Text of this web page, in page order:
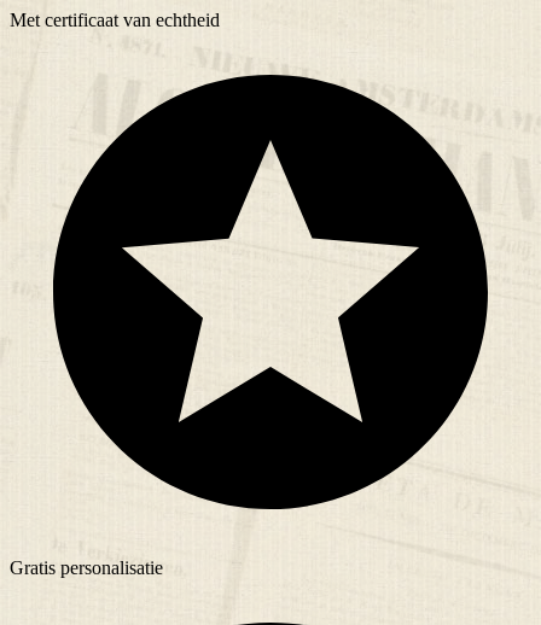
Met certificaat van echtheid
Gratis personalisatie